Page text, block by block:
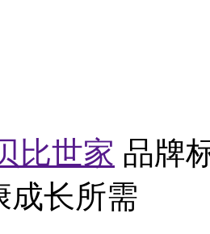
比世家 品牌
成长所需